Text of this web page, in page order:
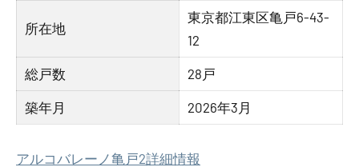
所在地
東京都江東区亀戸6-43-
12
総戸数 28戸
築年月 2026年3月
アルコバレーノ亀戸2詳細情報